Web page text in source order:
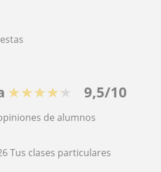
★★★★★ 9,5/10
de alumnos
Tus clases particulares